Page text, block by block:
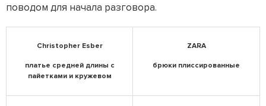
поводом для начала разговора.
Christopher Esber
платье средней длины с
пайетками и кружевом
ZARA
брюки плиссированные